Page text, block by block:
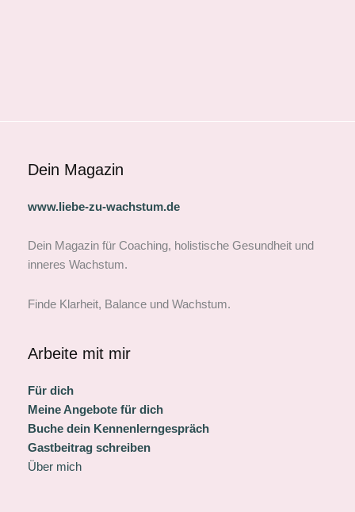
Dein Magazin
www.liebe-zu-wachstum.de
Dein Magazin für Coaching, holistische Gesundheit und
inneres Wachstum.
Finde Klarheit, Balance und Wachstum.
Arbeite mit mir
Für dich
Meine Angebote für dich
Buche dein Kennenlerngespräch
Gastbeitrag schreiben
Über mich